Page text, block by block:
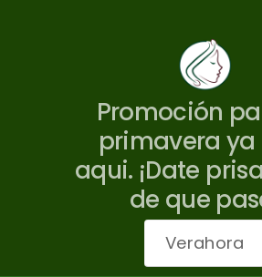
Promoción
primavera ya
aqui. ¡Date
de que
Verahora